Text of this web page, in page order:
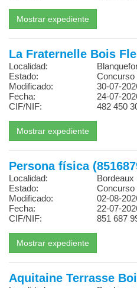
La Fraternelle Bois
Localidad:
Estado:
Concurso
Modificado:
30-07-
Fecha:
24-07-
CIF/NIF:
482 450
Persona física
Localidad:
Bordeaux
Estado:
Concurso
Modificado:
02-08-
Fecha:
22-07-
CIF/NIF:
851 687
Aquitaine Terrasse